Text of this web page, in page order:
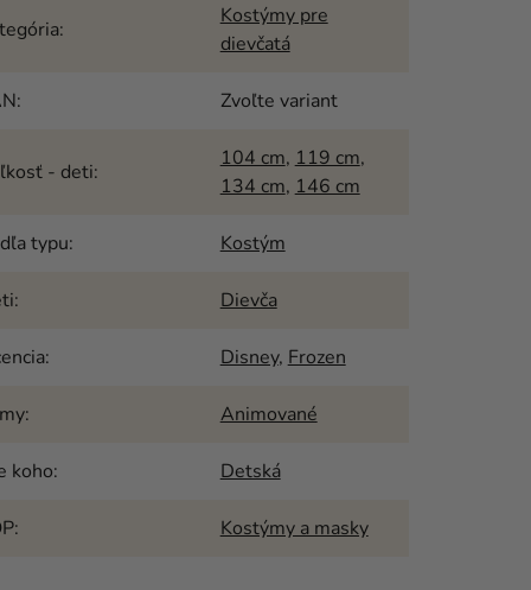
:
Kostýmy pre
dievčatá
: Zvoľte variant
- deti:
104 cm, 119 cm,
134 cm, 146 cm
typu: Kostým
: Dievča
: Disney, Frozen
: Animované
koho: Detská
: Kostýmy a masky